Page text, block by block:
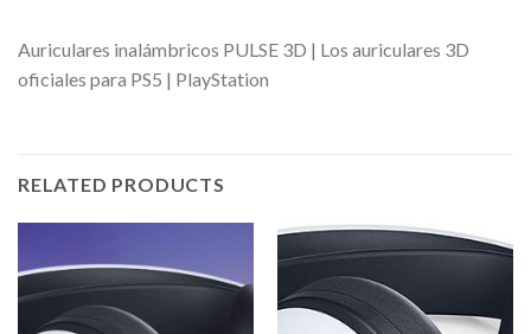
Auriculares inalámbricos PULSE 3D | Los auriculares 3D
oficiales para PS5 | PlayStation
RELATED PRODUCTS